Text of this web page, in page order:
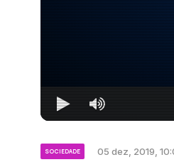
SOCIEDADE 05 dez, 2019,